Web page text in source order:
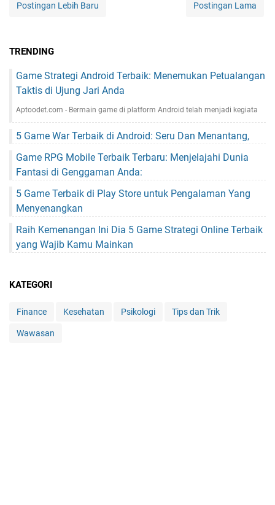
Postingan Lebih Baru Postingan Lama
TRENDING
Game Strategi Android Terbaik: Menemukan Petualangan
Taktis di Ujung Jari Anda
Aptoodet.com - Bermain game di platform Android telah menjadi kegiata
5 Game War Terbaik di Android: Seru Dan Menantang,
Game RPG Mobile Terbaik Terbaru: Menjelajahi Dunia
Fantasi di Genggaman Anda:
5 Game Terbaik di Play Store untuk Pengalaman Yang
Menyenangkan
Raih Kemenangan Ini Dia 5 Game Strategi Online Terbaik
yang Wajib Kamu Mainkan
KATEGORI
Finance Kesehatan Psikologi Tips dan Trik
Wawasan